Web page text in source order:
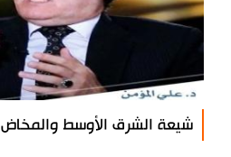
شيعة الشرق الأوسط